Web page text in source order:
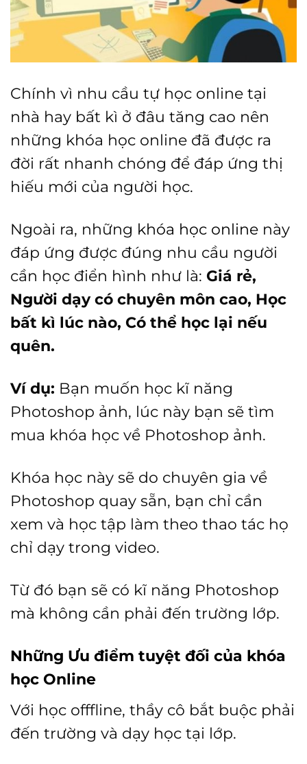
Chính vì nhu cầu tự học online tại
nhà hay bất kì ở đâu tăng cao nên
những khóa học online đã được ra
đời rất nhanh chóng để đáp ứng thị
hiếu mới của người học.
Ngoài ra, những khóa học online này
đáp ứng được đúng nhu cầu người
cần học điển hình như là: Giá rẻ,
Người dạy có chuyên môn cao, Học
bất kì lúc nào, Có thể học lại nếu
quên.
Ví dụ: Bạn muốn học kĩ năng
Photoshop ảnh, lúc này bạn sẽ tìm
mua khóa học về Photoshop ảnh.
Khóa học này sẽ do chuyên gia về
Photoshop quay sẵn, bạn chỉ cần
xem và học tập làm theo thao tác họ
chỉ dạy trong video.
Từ đó bạn sẽ có kĩ năng Photoshop
mà không cần phải đến trường lớp.
Những Ưu điểm tuyệt đối của khóa
học Online
Với học offfline, thầy cô bắt buộc phải
đến trường và dạy học tại lớp.